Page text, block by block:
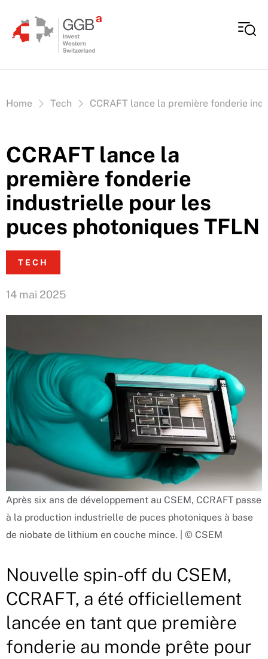
Vous êtes ici:
Home Tech CCRAFT lance la première fonderie
CCRAFT lance la
première fonderie
industrielle pour les
puces photoniques TFLN
TECH
14 mai 2025
Après six ans de développement au CSEM, CCRAFT passe
à la production industrielle de puces photoniques à base
de niobate de lithium en couche mince. | © CSEM
Nouvelle spin-off du CSEM,
CCRAFT, a été officiellement
lancée en tant que première
fonderie au monde prête pour